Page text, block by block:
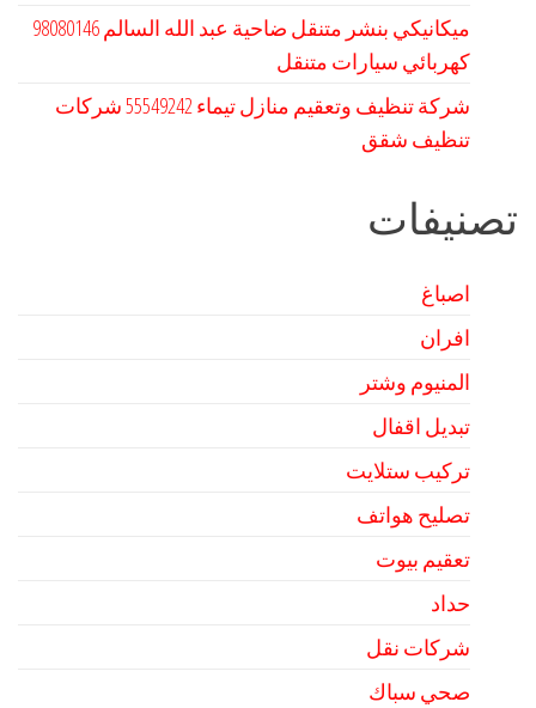
كهربائي سيارات متنقل
شركة تنظيف وتعقيم منازل تيماء 55549242 شركات
تنظيف شقق
تصنيفات
اصباغ
افران
المنيوم وشتر
تبديل اقفال
تركيب ستلايت
تصليح هواتف
تعقيم بيوت
حداد
شركات نقل
صحي سباك